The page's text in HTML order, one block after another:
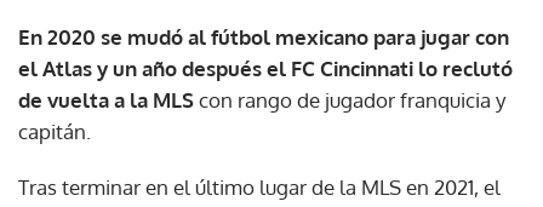
En 2020 se mudó al fútbol mexicano para jugar con
el Atlas y un año después el FC Cincinnati lo reclutó
de vuelta a la MLScon rango de jugador franquicia y
capitán.
Tras terminar en el último lugar de la MLS en 2021, el